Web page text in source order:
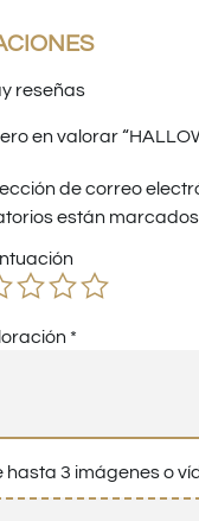
reseñas
en valorar
de correo
están
*
hasta 3 imágenes o